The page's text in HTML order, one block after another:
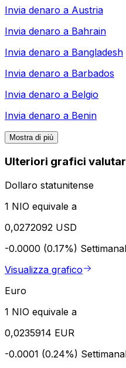
Invia denaro a Austria
Invia denaro a Bahrain
Invia denaro a Bangladesh
Invia denaro a Barbados
Invia denaro a Belgio
Invia denaro a Benin
Mostra di più
Ulteriori grafici
Dollaro statunitense
1 NIO equivale a
0,0272092 USD
-0.0000 (0.17%)
Visualizza grafico
Euro
1 NIO equivale a
0,0235914 EUR
-0.0001 (0.24%)